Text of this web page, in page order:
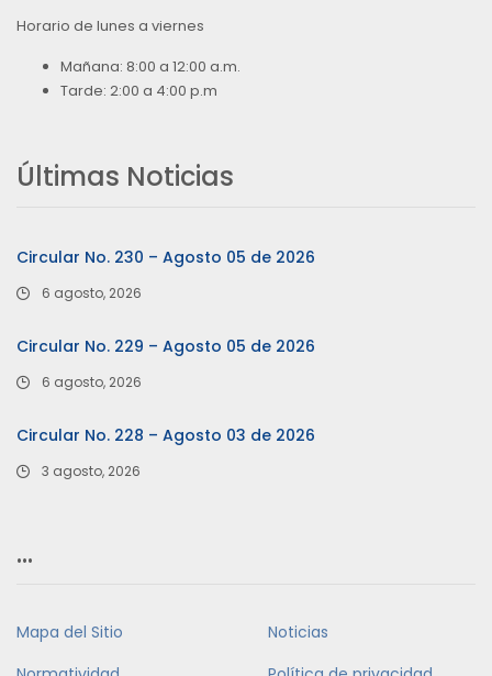
Horario de lunes a viernes
Mañana: 8:00 a 12:00 a.m.
Tarde: 2:00 a 4:00 p.m
Últimas Noticias
Circular No. 230 – Agosto 05 de 2026
6 agosto, 2026
Circular No. 229 – Agosto 05 de 2026
6 agosto, 2026
Circular No. 228 – Agosto 03 de 2026
3 agosto, 2026
…
Mapa del Sitio
Noticias